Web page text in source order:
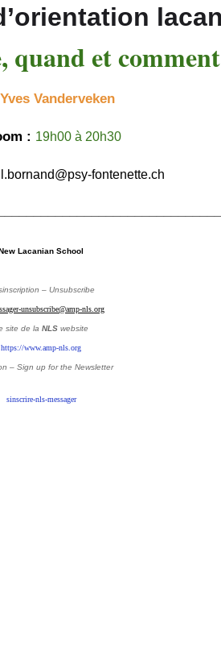
et
Yves Vanderveken
: 19h00 à 20h30
l.bornand@psy-fontenette.ch
Lacanian School
– Unsubscribe
unsubscribe@amp-nls.org
site de la NLS website
https://www.amp-nls.org
– Sign up for the Newsletter
sinscrire-nls-messager